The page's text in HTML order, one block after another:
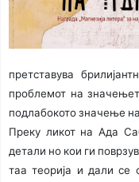
претставува
проблемот на
подлабокото значење
Преку ликот на Ада
детали но кои ги
таа теорија и дали се